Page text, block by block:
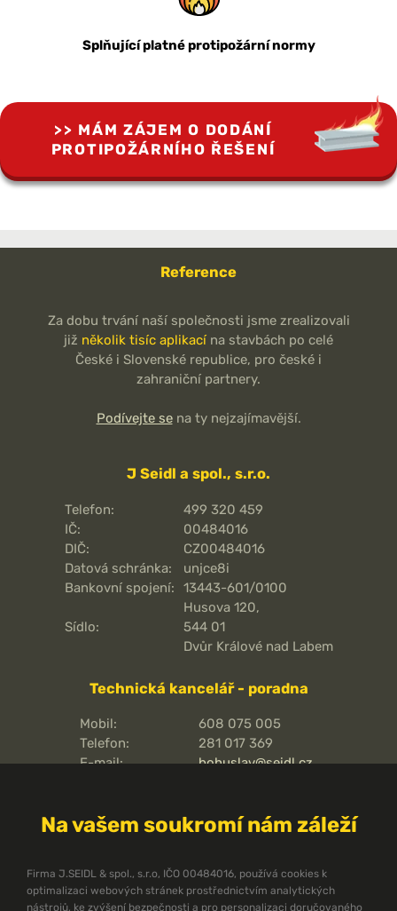
Splňující platné protipožární normy
MÁM ZÁJEM O DODÁNÍ
PROTIPOŽÁRNÍHO ŘEŠENÍ
Reference
Za dobu trvání naší společnosti jsme zrealizovali
již několik tisíc aplikací na stavbách po celé
České i Slovenské republice, pro české i
zahraniční partnery.
Podívejte sena ty nejzajímavější.
J Seidl a spol., s.r.o.
Telefon:
499 320 459
IČ:
00484016
DIČ:
CZ00484016
Datová schránka:
unjce8i
Bankovní spojení:
13443-601/0100
Sídlo:
Husova 120,
544 01
Dvůr Králové nad Labem
Technická kancelář - poradna
Mobil:
608 075 005
Telefon:
281 017 369
E-mail:
bohuslav@seidl.cz
Praha 15 - Hostivař
O pořární ochraně
Protipožární směrnice
Na vašem soukromí nám záleží
Firma J.SEIDL & spol., s.r.o, IČO 00484016, používá cookies k
optimalizaci webových stránek prostřednictvím analytických
nástrojů, ke zvýšení bezpečnosti a pro personalizaci doručovaného